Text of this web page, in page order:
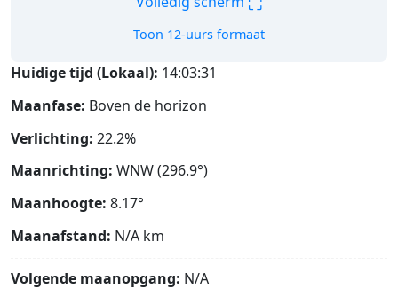
Toon 12-uurs formaat
Huidige tijd (Lokaal): 14:03:32
Maanfase: Boven de horizon
Verlichting: 22.2%
Maanrichting: WNW (296.9°)
Maanhoogte: 8.17°
Maanafstand: N/A km
Volgende maanopgang: N/A